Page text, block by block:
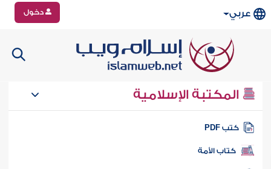
عربي دخول
المكتبة الإسلامية
كتب PDF